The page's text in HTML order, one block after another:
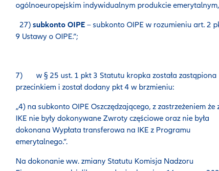
ogólnoeuropejskim indywidualnym produkcie emerytalnym,
27) subkonto OIPE – subkonto OIPE w rozumieniu art. 2
9 Ustawy o OIPE.”;
7) w § 25 ust. 1 pkt 3 Statutu kropka została zastąpiona
przecinkiem i został dodany pkt 4 w brzmieniu:
„4) na subkonto OIPE Oszczędzającego, z zastrzeżeniem że
IKE nie były dokonywane Zwroty częściowe oraz nie była
dokonana Wypłata transferowa na IKE z Programu
emerytalnego.”.
Na dokonanie ww. zmiany Statutu Komisja Nadzoru